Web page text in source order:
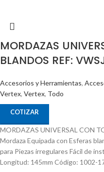
MORDAZAS
BLANDOS REF:
Accesorios y Herramientas,
Vertex, Vertex, Todo
COTIZAR
MORDAZAS UNIVERSAL CON
Mordaza Equipada con Esferas
para Piezas irregulares Fácil de
Longitud: 145mm Código: 1002-